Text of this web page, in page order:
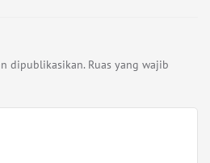
dipublikasikan. Ruas yang wajib